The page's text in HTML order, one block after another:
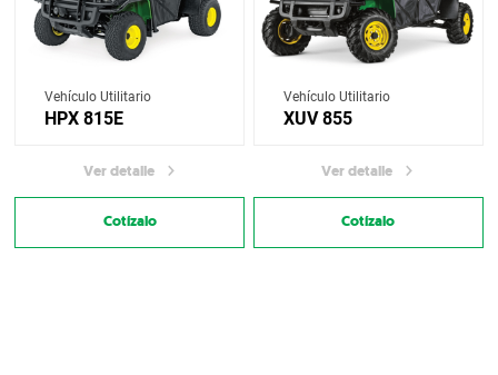
Vehículo Utilitario
HPX 815E
Ver detalle
Cotízalo
Vehículo Utilitario
XUV 855
Ver detalle
Cotízalo